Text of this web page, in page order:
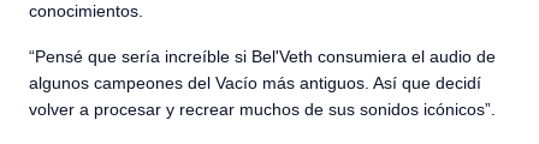
conocimientos.
“Pensé que sería increíble si Bel'Veth consumiera el audio de
algunos campeones del Vacío más antiguos. Así que decidí
volver a procesar y recrear muchos de sus sonidos icónicos”.